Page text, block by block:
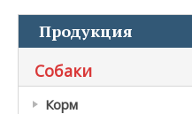
Продукция
Собаки
Корм